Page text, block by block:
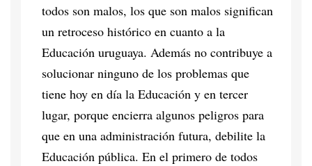
todos son malos, los que son malos significan
un retroceso histórico en cuanto a la
Educación uruguaya. Además no contribuye a
solucionar ninguno de los problemas que
tiene hoy en día la Educación y en tercer
lugar, porque encierra algunos peligros para
que en una administración futura, debilite la
Educación pública. En el primero de todos